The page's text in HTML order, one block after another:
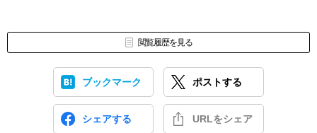
閲覧履歴を見る
ブックマーク ポストする
シェアする URLをシェア